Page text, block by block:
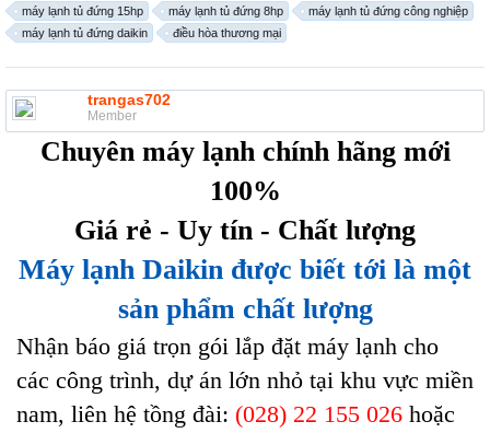
máy lạnh tủ đứng 15hp
máy lạnh tủ đứng 8hp
máy lạnh tủ đứng công nghiệp
máy lạnh tủ đứng daikin
điều hòa thương mại
trangas702
Member
Chuyên máy lạnh chính hãng mới
100%
Giá rẻ - Uy tín - Chất lượng
Máy lạnh Daikin được biết tới là một
sản phẩm chất lượng
Nhận báo giá trọn gói lắp đặt máy lạnh cho
các công trình, dự án lớn nhỏ tại khu vực miền
nam, liên hệ tồng đài: (028) 22 155 026 hoặc